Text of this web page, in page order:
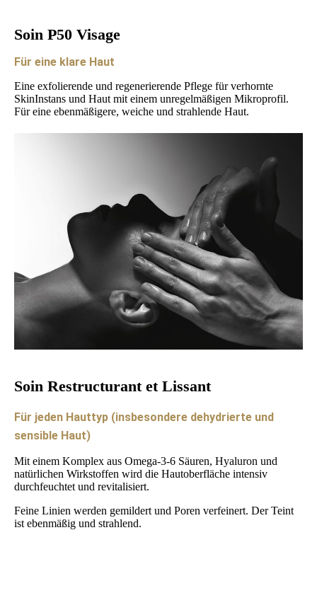
Soin P50 Visage
Für eine klare Haut
Eine exfolierende und regenerierende Pflege für verhornte
SkinInstans und Haut mit einem unregelmäßigen Mikroprofil.
Für eine ebenmäßigere, weiche und strahlende Haut.
Soin Restructurant et Lissant
Für jeden Hauttyp (insbesondere dehydrierte und
sensible Haut)
Mit einem Komplex aus Omega-3-6 Säuren, Hyaluron und
natürlichen Wirkstoffen wird die Hautoberfläche intensiv
durchfeuchtet und revitalisiert.
Feine Linien werden gemildert und Poren verfeinert. Der Teint
ist ebenmäßig und strahlend.